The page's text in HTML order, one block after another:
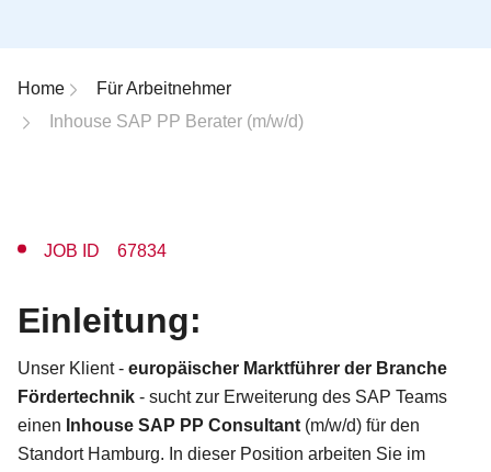
Breadcrumb-Navigation
Home
Für Arbeitnehmer
Inhouse SAP PP Berater (m/w/d)
JOB ID 67834
Einleitung:
Unser Klient - europäischer Marktführer der Branche
Fördertechnik - sucht zur Erweiterung des SAP Teams
einen Inhouse SAP PP Consultant (m/w/d) für den
StandortHamburg. In dieser Position arbeiten Sie im